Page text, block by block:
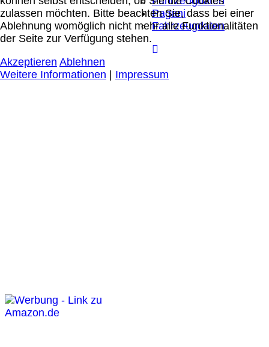
Pagani
Fahrzeugdaten
zulassen möchten. Bitte beachten Sie, dass bei einer
Ablehnung womöglich nicht mehr alle Funktionalitäten
der Seite zur Verfügung stehen.
Akzeptieren Ablehnen
Weitere Informationen | Impressum